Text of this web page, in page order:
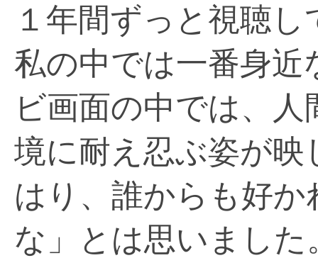
１年間ずっと視聴
私の中では一番身
ビ画面の中では、
境に耐え忍ぶ姿が
はり、誰からも好
な」とは思いまし